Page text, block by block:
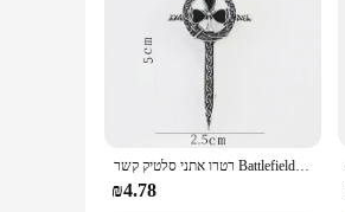
רטרו אתני סלטיק קשר Battlefield חרב סיכת גאלית הסקוטית פין מזל תלתן סכין תג מחוך אישה איש תכשיטי מתנה
₪4.78